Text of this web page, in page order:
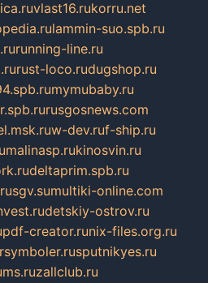
vlast16.rukorru.net
lammin-suo.spb.ru
running-line.ru
rust-loco.rudugshop.ru
mymubaby.ru
rusgosnews.com
w-dev.ruf-ship.ru
malinasp.rukinosvin.ru
deltaprim.spb.ru
sgv.sumultiki-online.com
detskiy-ostrov.ru
pdf-creator.runix-files.org.ru
sputnikyes.ru
zallclub.ru